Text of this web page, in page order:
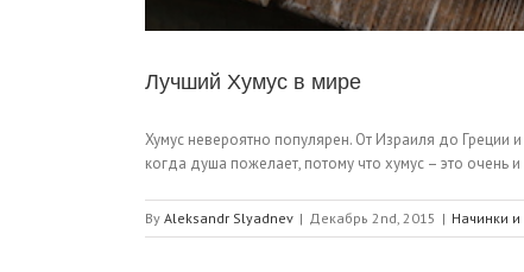
Лучший Хумус в мире
Хумус невероятно популярен. От Израиля до Греции
когда душа пожелает, потому что хумус – это очень
By Aleksandr Slyadnev | Декабрь 2nd, 2015 | Начинки